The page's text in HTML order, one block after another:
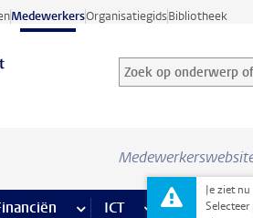
MedewerkersOrganisatiegidsBibliotheek
Zoek op onderwerp of
Zoekterm
Je ziet
pagina’s meer Financiën pagina’s
ICT meer ICTFaciliteiten